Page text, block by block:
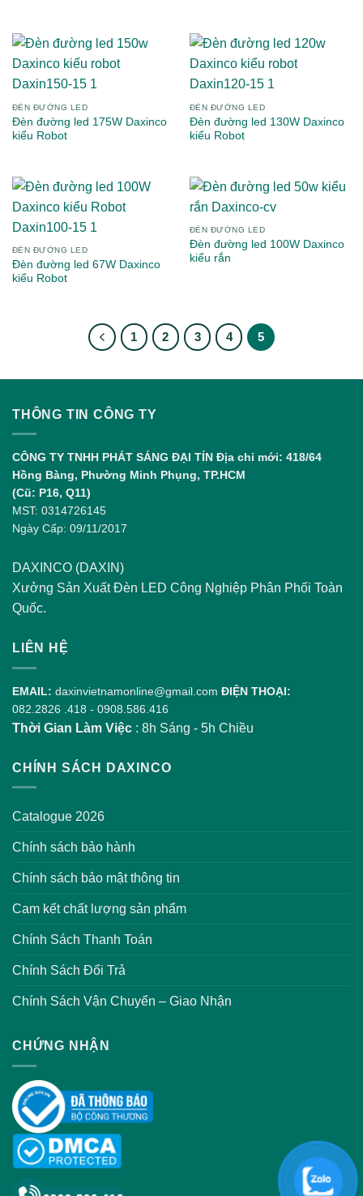
ĐÈN ĐƯỜNG LED
Đèn đường led 175W Daxinco
kiểu Robot
ĐÈN ĐƯỜNG LED
Đèn đường led 130W Daxinco
kiểu Robot
ĐÈN ĐƯỜNG LED
Đèn đường led 67W Daxinco
kiểu Robot
ĐÈN ĐƯỜNG LED
Đèn đường led 100W Daxinco
kiểu rắn
1 2 3 4 5
THÔNG TIN CÔNG TY
CÔNG TY TNHH PHÁT SÁNG ĐẠI TÍN Địa chỉ mới: 418/64
Hồng Bàng, Phường Minh Phụng, TP.HCM
(Cũ: P16, Q11)
MST: 0314726145
Ngày Cấp: 09/11/2017
DAXINCO (DAXIN)
Xưởng Sản Xuất Đèn LED Công Nghiệp Phân Phối Toàn
Quốc.
LIÊN HỆ
EMAIL: daxinvietnamonline@gmail.com ĐIỆN THOẠI:
082.2826 .418 - 0908.586.416
Thời Gian Làm Việc : 8h Sáng - 5h Chiều
CHÍNH SÁCH DAXINCO
Catalogue 2026
Chính sách bảo hành
Chính sách bảo mật thông tin
Cam kết chất lượng sản phẩm
Chính Sách Thanh Toán
Chính Sách Đổi Trả
Chính Sách Vận Chuyển – Giao Nhận
CHỨNG NHẬN